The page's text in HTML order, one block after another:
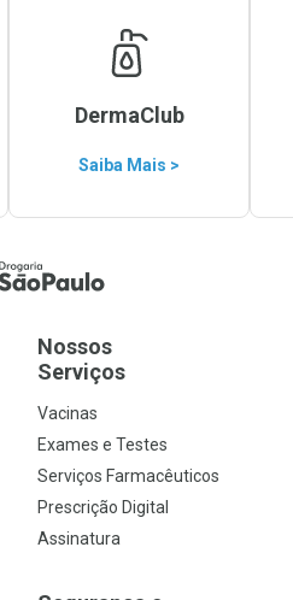
DermaClub
Saiba Mais >
Home
Nossos
Serviços
Vacinas
Exames e Testes
Serviços Farmacêuticos
Prescrição Digital
Assinatura